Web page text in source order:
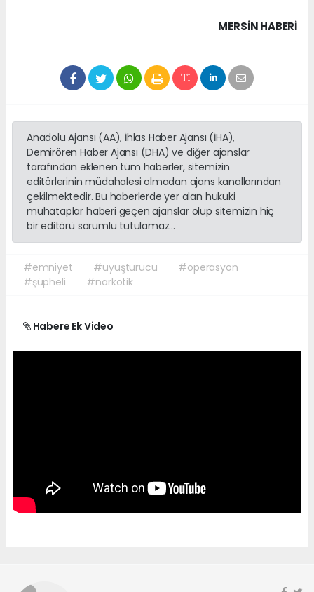
MERSIN HABERİ
Anadolu Ajansı (AA), İhlas Haber Ajansı (İHA),
Demirören Haber Ajansı (DHA) ve diğer ajanslar
tarafından eklenen tüm haberler, sitemizin
editörlerinin müdahalesi olmadan ajans kanallarından
çekilmektedir. Bu haberlerde yer alan hukuki
muhataplar haberi geçen ajanslar olup sitemizin hiç
bir editörü sorumlu tutulamaz...
#emniyet #uyuşturucu
#operasyon
#şüpheli
#narkotik
Habere Ek Video